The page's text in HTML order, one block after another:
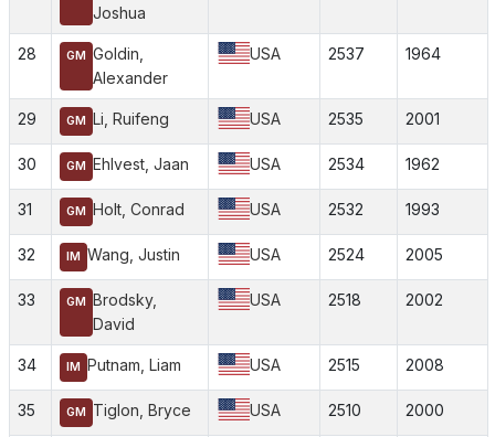
Joshua
28 GM Goldin,
Alexander
USA 2537 1964
29 GM Li, Ruifeng USA 2535 2001
30 GM Ehlvest, Jaan USA 2534 1962
31 GM Holt, Conrad USA 2532 1993
32 IM Wang, Justin USA 2524 2005
33 GM Brodsky,
David
USA 2518 2002
34 IM Putnam, Liam USA 2515 2008
35 GM Tiglon, Bryce USA 2510 2000